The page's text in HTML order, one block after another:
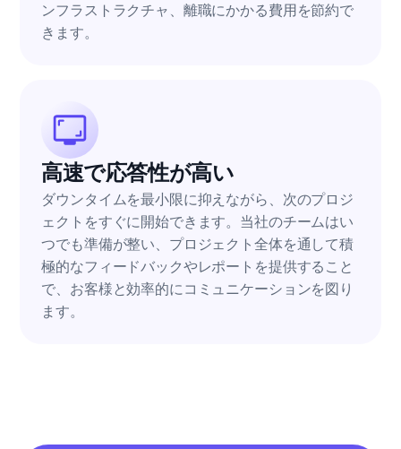
ンフラストラクチャ、離職にかかる費用を節約で
きます。
高速で応答性が高い
ダウンタイムを最小限に抑えながら、次のプロジ
ェクトをすぐに開始できます。当社のチームはい
つでも準備が整い、プロジェクト全体を通して積
極的なフィードバックやレポートを提供すること
で、お客様と効率的にコミュニケーションを図り
ます。